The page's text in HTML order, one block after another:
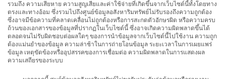
รวมถึง ความเสียหาย ความสูญเสียและค่าใช้จ่ายที่เกิดขึ้นจากเว็บไซต์นี้ทั้งโดยทาง
ตรงและทางอ้อม ซึ่งรวมไปถึงศูนย์ข้อมูลอสังหาริมทรัพย์ไม่รับรองถึงความถูกต้อง
ซึ่งอาจมีข้อความที่คลาดเคลื่อนไม่ถูกต้องหรือการสะกดตัวอักษรผิด หรือความครบ
ถ้วนของเอกสารของข้อมูลที่ปรากฏในเว็บไซต์นี้ ซึ่งอาจเกิดความผิดพลาดขึ้นได้
ตลอดจนไม่รับผิดชอบต่อผลใดๆ ของการนำข้อมูลจากเว็บไซต์นี้ไปใช้งาน ความถูก
ต้องแม่นยำของข้อมูล ความล่าช้าในการถ่ายโอนข้อมูล ระยะเวลาในการเผยแพร่
ข้อมูล เหตุขัดข้องหรืออุปสรรคของการเชื่อมต่อ ความผิดพลาดในการแสดงผล
ความเสถียรของระบบ